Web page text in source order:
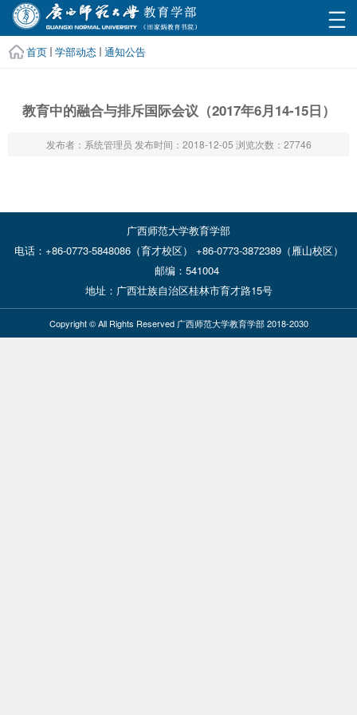
首页 学部动态 通知公告
教育中的融合与排斥国际会议（2017年6月14-15日）
发布者：系统管理员 发布时间：2018-12-05 浏览次数： 27746
广西师范大学教育学部
电话：+86-0773-5848086（育才校区） +86-0773-3872389（雁山校区）
邮编：541004
地址：广西壮族自治区桂林市育才路15号
Copyright © All Rights Reserved 广西师范大学教育学部 2018-2030